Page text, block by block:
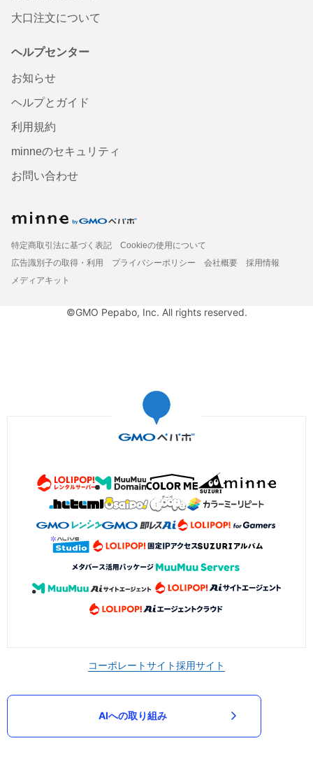
大口注文について
ヘルプセンター
お知らせ
ヘルプとガイド
利用規約
minneのセキュリティ
お問い合わせ
特定商取引法に基づく表記
Cookieの使用について
広告識別子の取得・利用
プライバシーポリシー 会社概要
採用情報
メディアキット
©GMO Pepabo, Inc. All rights reserved.
コーポレートサイト採用サイト
AIへの取り組み